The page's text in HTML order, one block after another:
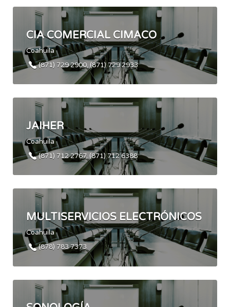
CIA COMERCIAL CIMACO
Coahuila
(871) 729 2900, (871) 729 2933
JAIHER
Coahuila
(871) 712 2767, (871) 712 6388
MULTISERVICIOS ELECTRÓNICOS
Coahuila
(878) 783 7373